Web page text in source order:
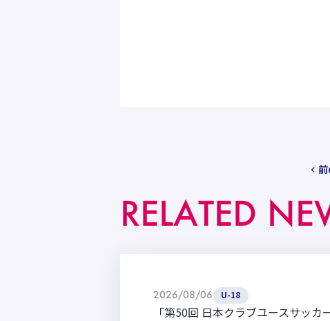
RELATED
2026/08/06 U-18
「第50回 日本クラブユースサッ